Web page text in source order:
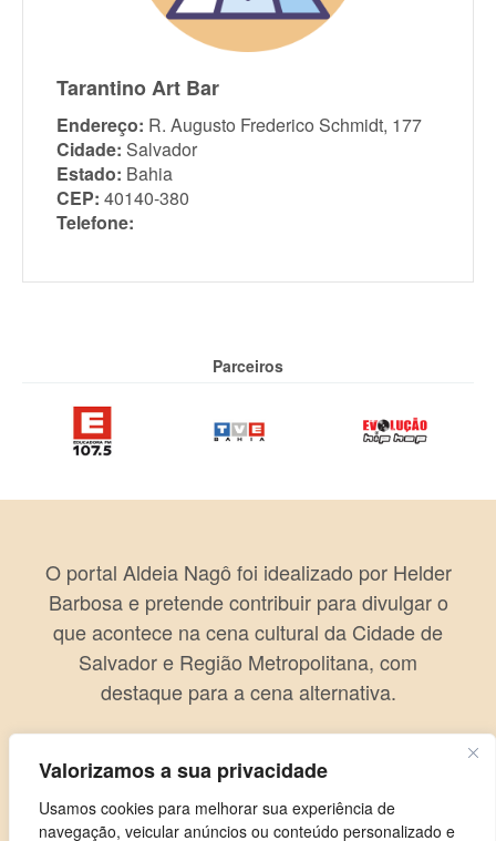
Valorizamos a sua privacidade
Usamos cookies para melhorar sua experiência de
navegação, veicular anúncios ou conteúdo personalizado e
Tarantino Art Bar
Endereço: R. Augusto Frederico Schmidt, 177
Cidade: Salvador
Estado: Bahia
CEP: 40140-380
Telefone:
Parceiros
O portal Aldeia Nagô foi idealizado por Helder
Barbosa e pretende contribuir para divulgar o
que acontece na cena cultural da Cidade de
Salvador e Região Metropolitana, com
destaque para a cena alternativa.